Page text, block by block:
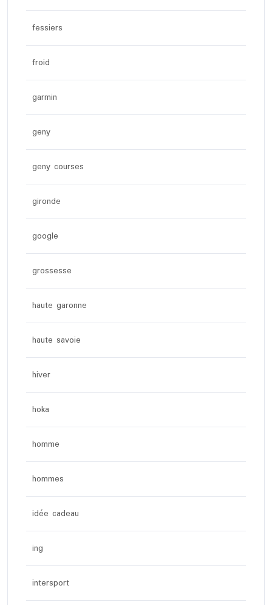
fessiers
froid
garmin
geny
geny courses
gironde
google
grossesse
haute garonne
haute savoie
hiver
hoka
homme
hommes
idée cadeau
ing
intersport